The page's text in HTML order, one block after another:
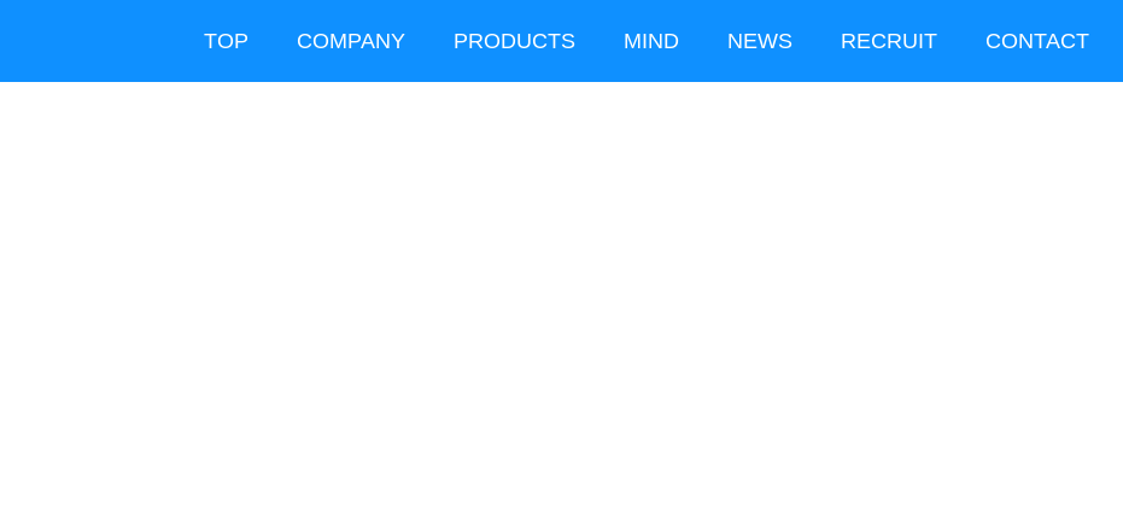
TOP COMPANY PRODUCTS MIND NEWS RECRUIT CONTACT